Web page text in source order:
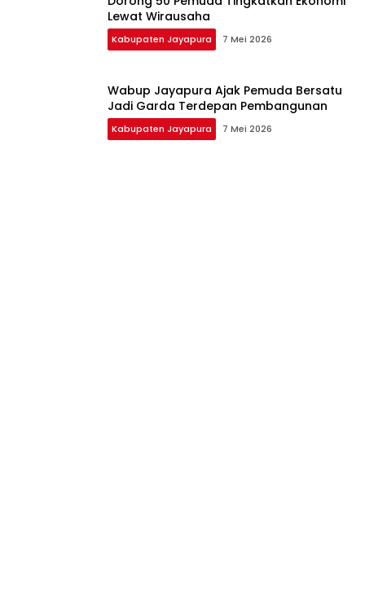
Lewat Wirausaha
Kabupaten Jayapura 7 Mei 2026
Wabup Jayapura Ajak Pemuda Bersatu
Jadi Garda Terdepan Pembangunan
Kabupaten Jayapura 7 Mei 2026